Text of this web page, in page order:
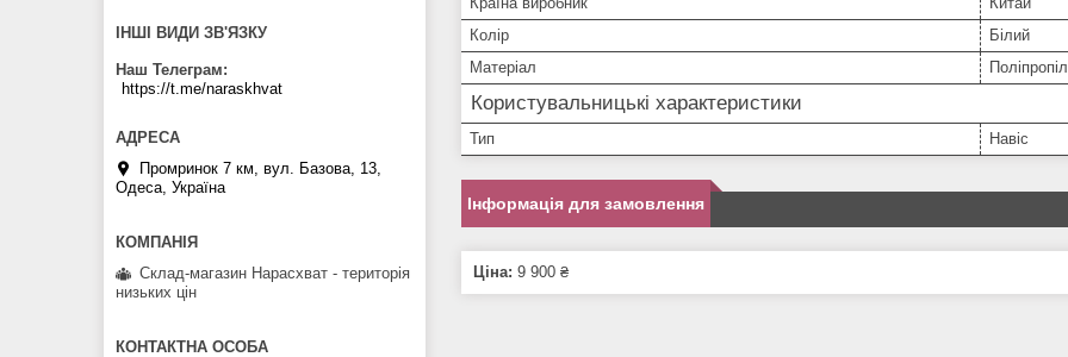
Колір
Білий
Матеріал
Користувальницькі характеристики
Тип Навіс
Інформація для замовлення
Ціна: 9 900 ₴
ІНШІ ВИДИ ЗВ'ЯЗКУ
Наш Телеграм
https://t.me/naraskhvat
Промринок 7 км, вул. Базова, 13,
Одеса, Україна
Склад-магазин Нарасхват - територія
низьких цін